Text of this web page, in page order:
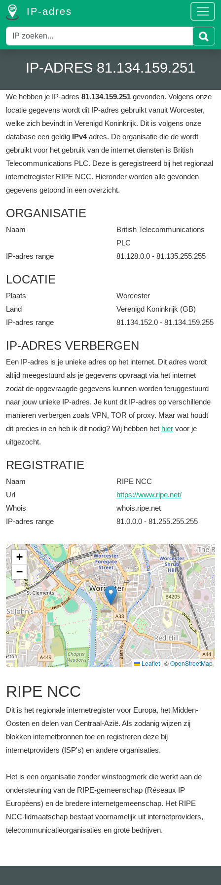
IP-adres
IP-ADRES 81.134.159.251
We hebben je IP-adres 81.134.159.251 gevonden. Volgens onze
locatie gegevens wordt dit IP-adres gebruikt vanuit Worcester,
welke zich bevindt in Verenigd Koninkrijk. Dit is volgens onze
database een geldig IPv4adres. De organisatie die de wordt
gebruikt voor het gebruik van de internet diensten is British
Telecommunications PLC. Deze is geregistreerd bij het regionaal
internetregister RIPE NCC. Hieronder worden alle gevonden
gegevens getoond in een overzicht.
ORGANISATIE
Naam
British Telecommunications
PLC
IP-adres range
81.128.0.0 - 81.135.255.255
LOCATIE
Plaats
Worcester
Land
Verenigd Koninkrijk (GB)
IP-adres range
81.134.152.0 - 81.134.159.255
IP-ADRES VERBERGEN
Een IP-adres is je unieke adres op het internet. Dit adres wordt
altijd meegestuurd als je gegevens opvraagt via het internet
zodat de opgevraagde gegevens kunnen worden teruggestuurd
naar jouw unieke IP-adres. Je kunt dit IP-adres op verschillende
manieren verbergen zoals VPN, TOR of proxy. Maar wat houdt
dit precies in en heb ik dit nodig? Wij hebben het hier voor je
uitgezocht.
REGISTRATIE
Naam
RIPE NCC
Url
https://www.ripe.net/
Whois
whois.ripe.net
IP-adres range
81.0.0.0 - 81.255.255.255
+
−
Leaflet | ©OpenStreetMap
RIPE NCC
Dit is het regionale internetregister voor Europa, het Midden-
Oosten en delen van Centraal-Azië. Als zodanig wijzen zij
blokken internetbronnen toe en registreren deze bij
internetproviders (ISP's) en andere organisaties.
Het is een organisatie zonder winstoogmerk die werkt aan de
ondersteuning van de RIPE-gemeenschap (Réseaux IP
Européens) en de bredere internetgemeenschap. Het RIPE
NCC-lidmaatschap bestaat voornamelijk uit internetproviders,
telecommunicatieorganisaties en grote bedrijven.